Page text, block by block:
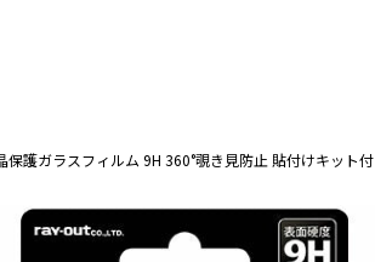
保護ガラスフィルム 9H 360°覗き見防止 貼付けキット付